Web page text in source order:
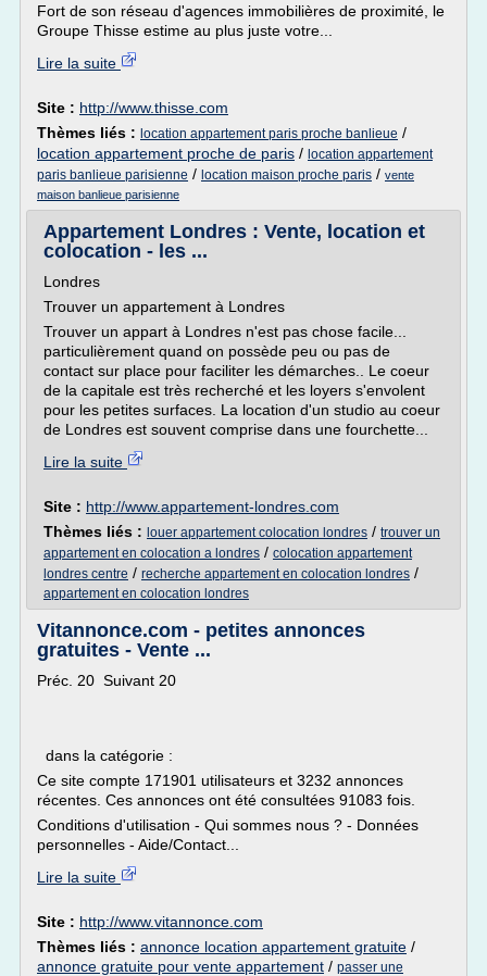
Fort de son réseau d'agences immobilières de proximité, le
Groupe Thisse estime au plus juste votre...
Lire la suite
Site : http://www.thisse.com
Thèmes liés : location appartement paris proche banlieue /
location appartement proche de paris / location appartement
paris banlieue parisienne / location maison proche paris / vente
maison banlieue parisienne
Appartement Londres : Vente, location et
colocation - les ...
Londres
Trouver un appartement à Londres
Trouver un appart à Londres n'est pas chose facile...
particulièrement quand on possède peu ou pas de
contact sur place pour faciliter les démarches.. Le coeur
de la capitale est très recherché et les loyers s'envolent
pour les petites surfaces. La location d'un studio au coeur
de Londres est souvent comprise dans une fourchette...
Lire la suite
Site : http://www.appartement-londres.com
Thèmes liés : louer appartement colocation londres / trouver un
appartement en colocation a londres / colocation appartement
londres centre / recherche appartement en colocation londres /
appartement en colocation londres
Vitannonce.com - petites annonces
gratuites - Vente ...
Préc. 20 Suivant 20
dans la catégorie :
Ce site compte 171901 utilisateurs et 3232 annonces
récentes. Ces annonces ont été consultées 91083 fois.
Conditions d'utilisation - Qui sommes nous ? - Données
personnelles - Aide/Contact...
Lire la suite
Site : http://www.vitannonce.com
Thèmes liés : annonce location appartement gratuite /
annonce gratuite pour vente appartement / passer une